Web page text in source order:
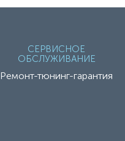
СЕРВИСНОЕ
ОБСЛУЖИВАНИЕ
Ремонт-тюнинг-гарантия